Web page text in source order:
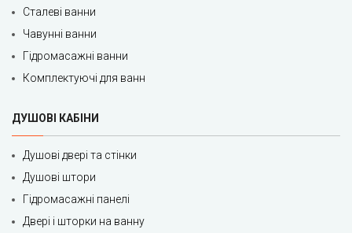
Сталеві ванни
Чавунні ванни
Гідромасажні ванни
Комплектуючі для ванн
ДУШОВІ КАБІНИ
Душові двері та стінки
Душові штори
Гідромасажні панелі
Двері і шторки на ванну